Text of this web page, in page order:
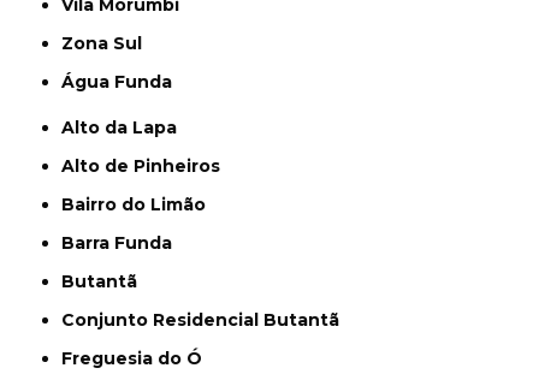
Vila Morumbi
Zona Sul
Água Funda
Alto da Lapa
Alto de Pinheiros
Bairro do Limão
Barra Funda
Butantã
Conjunto Residencial Butantã
Freguesia do Ó